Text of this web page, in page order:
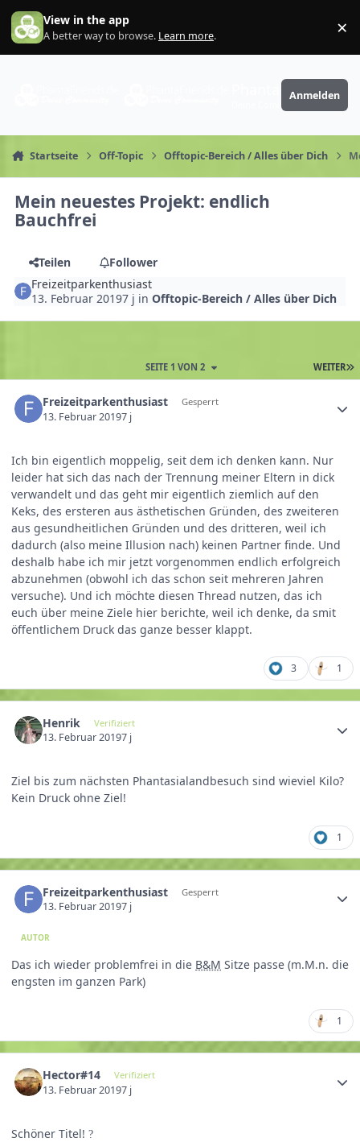
Zum Inhalt springen
View in the app
A better way to browse. Learn more. ×
PhantaFriends.de
Anmelden
Startseite Off-Topic Offtopic-Bereich / Alles über Dich
Mein neuestes Projekt: endlich
Bauchfrei
Teilen
Follower
Freizeitparkenthusiast
13. Februar 20197 j inOfftopic-Bereich / Alles über Dich
WEITER
SEITE 1 VON 2
Freizeitparkenthusiast Gesperrt
13. Februar 20197 j
Ich bin eigentlich moppelig, seit dem ich denken kann. Nur
leider hat sich das nach der Trennung meiner Eltern in dick
verwandelt und das geht mir eigentlich ziemlich auf den
Keks, des ersteren aus ästhetischen Gründen, des zweiteren
aus gesundheitlichen Gründen und des dritteren, weil ich
dadurch (also meine Illusion nach) keinen Partner finde. Und
deshalb habe ich mir jetzt vorgenommen endlich erfolgreich
abzunehmen (obwohl ich das schon seit mehreren Jahren
versuche). Und ich möchte diesen Thread nutzen, das ich
euch über meine Ziele hier berichte, weil ich denke, da smit
öffentlichem Druck das ganze besser klappt.
3 1
Henrik Verifiziert
13. Februar 20197 j
Ziel bis zum nächsten Phantasialandbesuch sind wieviel Kilo?
Kein Druck ohne Ziel!
1
Freizeitparkenthusiast Gesperrt
13. Februar 20197 j
AUTOR
Das ich wieder problemfrei in die B&M Sitze passe (m.M.n. die
engsten im ganzen Park)
1
Hector#14 Verifiziert
13. Februar 20197 j
Schöner Titel! ?